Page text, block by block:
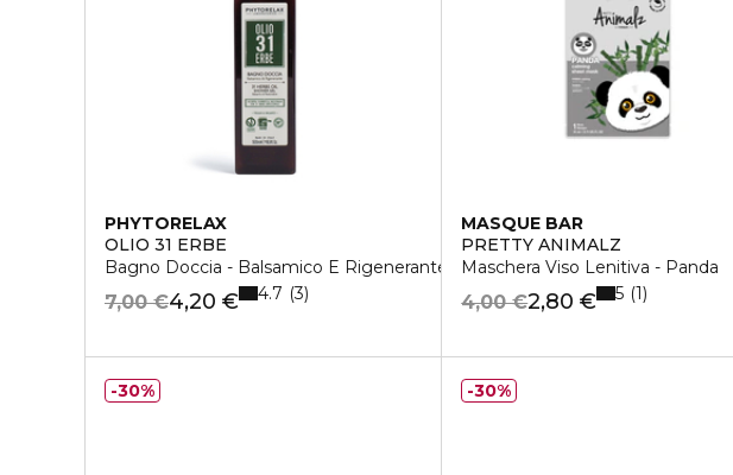
PHYTORELAX
OLIO 31 ERBE
Bagno Doccia - Balsamico E Rigenerante
4,20 €
7,00 € 4.7 3
MASQUE BAR
PRETTY ANIMALZ
Maschera Viso Lenitiva - Panda
2,80 €
4,00 € 5 1
30% 30%